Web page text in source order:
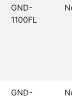
GND-
1100FL
GND-